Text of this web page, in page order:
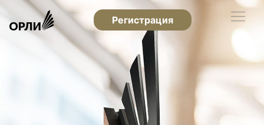
Регистрация